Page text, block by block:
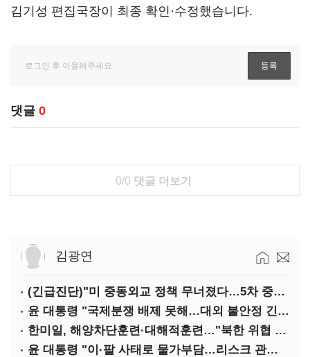
김기성 편집국장이 최종 확인·수정했습니다.
댓글 0
0/0 댓글 더보기
김광연
(긴급진단)"미 중동외교 정책 무너졌다…5차 중동전 가능성은 낮아"
윤 대통령 "국제분쟁 배제 못해…대외 불안정 긴밀대응"
한미일, 해양차단훈련·대해적훈련…"북한 위협 억제"
윤 대통령 "이·팔 사태로 물가부담…리스크 관리 만전 기해야"